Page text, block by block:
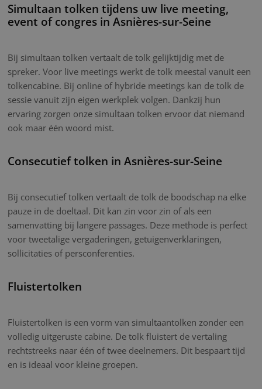
Simultaan tolken tijdens uw live meeting,
event of congres in Asnières-sur-Seine
Bij simultaan tolken vertaalt de tolk gelijktijdig met de
spreker. Voor live meetings werkt de tolk meestal vanuit een
tolkencabine. Bij online of hybride meetings kan de tolk de
sessie vanuit zijn eigen werkplek volgen. Dankzij hun
ervaring zorgen onze simultaan tolken ervoor dat niemand
ook maar één woord mist.
Consecutief tolken in Asnières-sur-Seine
Bij consecutief tolken vertaalt de tolk de boodschap na elke
pauze in de doeltaal. Dit kan zin voor zin of als een
samenvatting bij langere passages. Deze methode is perfect
voor tweetalige vergaderingen, getuigenverklaringen,
sollicitaties of persconferenties.
Fluistertolken
Fluistertolken is een vorm van simultaantolken zonder een
volledig uitgeruste cabine. De tolk fluistert de vertaling
rechtstreeks naar één of twee deelnemers. Dit bespaart tijd
en is ideaal voor kleine groepen.